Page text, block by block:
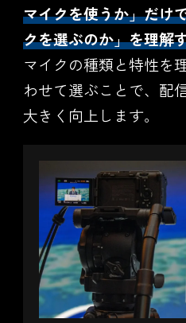
マイクを使うか」だけ
クを選ぶのか」を理解
マイクの種類と特性を
わせて選ぶことで、配
大きく向上します。